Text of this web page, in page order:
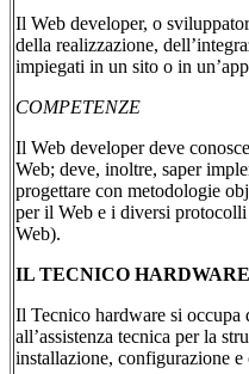
Il Web developer, o
della realizzazione,
impiegati in un sito o in
COMPETENZE
Il Web developer deve
Web; deve, inoltre, saper
progettare con metodologie
per il Web e i diversi
Web).
IL TECNICO HARDWARE
Il Tecnico hardware si
all’assistenza tecnica per la
installazione, configurazione